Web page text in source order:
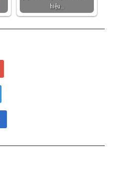
hiệu…